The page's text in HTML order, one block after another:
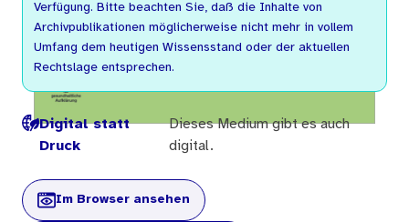
Verfügung. Bitte beachten Sie, daß die Inhalte von
Archivpublikationen möglicherweise nicht mehr in vollem
Umfang dem heutigen Wissensstand oder der aktuellen
Rechtslage entsprechen.
Digital statt
Druck
Dieses Medium gibt es auch
digital.
Im Browser ansehen